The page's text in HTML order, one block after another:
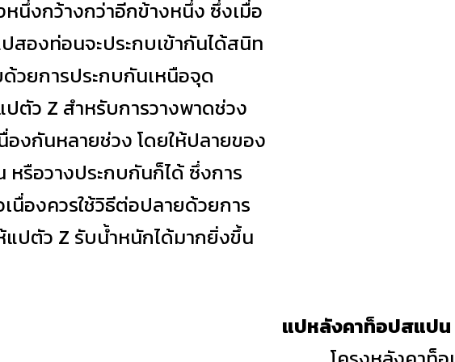
นึ่งกว้างกว่าอีกข้างหนึ่ง ซึ่งเมื่อ
องท่อนจะประกบเข้ากันได้สนิท
วยการประกบกันเหนือจุด
ปตัว Z สำหรับการวางพาดช่วง
องกันหลายช่วง โดยให้ปลายของ
หรือวางประกบกันก็ได้ ซึ่งการ
นื่องควรใช้วิธีต่อปลายด้วยการ
แปตัว Z รับน้ำหนักได้มากยิ่งขึ้น
แปหลังคาท็อปสแปน